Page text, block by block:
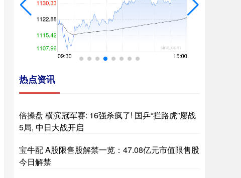
热点资讯
倍操盘 横滨冠军赛: 16强杀疯了! 国乒“拦路虎”鏖战
5局, 中日大战开启
宝牛配 A股限售股解禁一览：47.08亿元市值限售股
今日解禁